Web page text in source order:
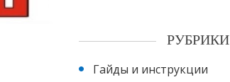
РУБРИКИ
Гайды и инструкции